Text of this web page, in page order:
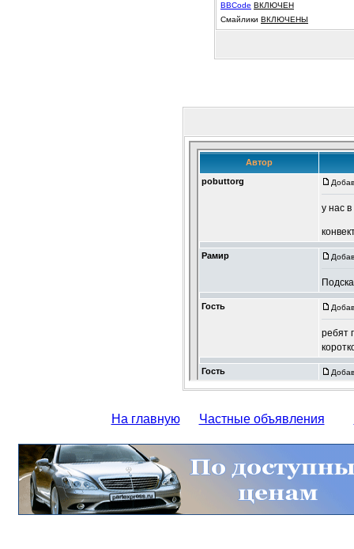
BBCode ВКЛЮЧЕН
Смайлики ВКЛЮЧЕНЫ
На главную Частные объявления